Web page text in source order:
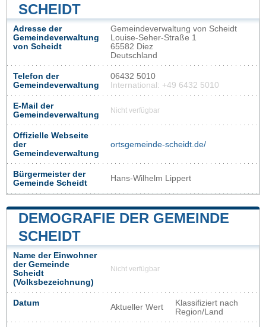
SCHEIDT
Adresse der
Gemeindeverwaltung
von Scheidt
Gemeindeverwaltung von Scheidt
Louise-Seher-Straße 1
65582 Diez
Deutschland
Telefon der
Gemeindeverwaltung
06432 5010
International: +49 6432 5010
E-Mail der
Gemeindeverwaltung
Nicht verfügbar
Offizielle Webseite
der
Gemeindeverwaltung
ortsgemeinde-scheidt.de/
Bürgermeister der
Gemeinde Scheidt
Hans-Wilhelm Lippert
DEMOGRAFIE DER GEMEINDE
SCHEIDT
Name der Einwohner
der Gemeinde
Scheidt
(Volksbezeichnung)
Nicht verfügbar
Datum Aktueller Wert
Klassifiziert nach
Region/Land